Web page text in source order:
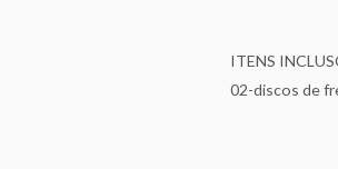
ITENS
02-discos de